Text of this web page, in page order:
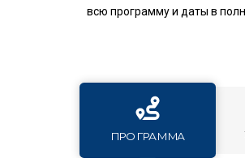
всю программу и даты в
ПРОГРАММА